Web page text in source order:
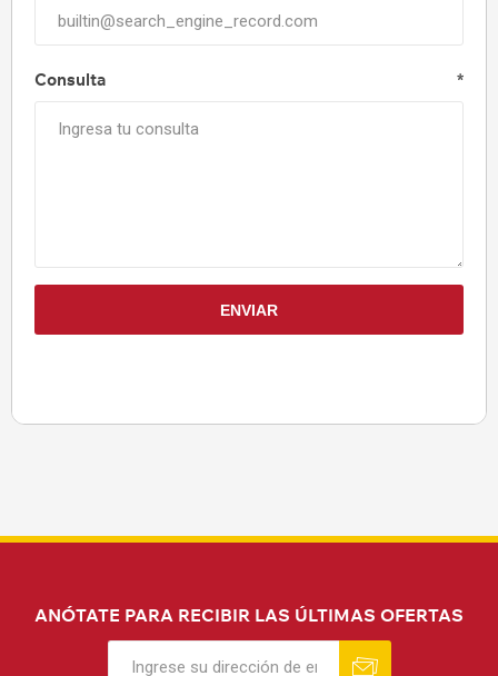
Consulta *
ANÓTATE PARA RECIBIR LAS ÚLTIMAS OFERTAS